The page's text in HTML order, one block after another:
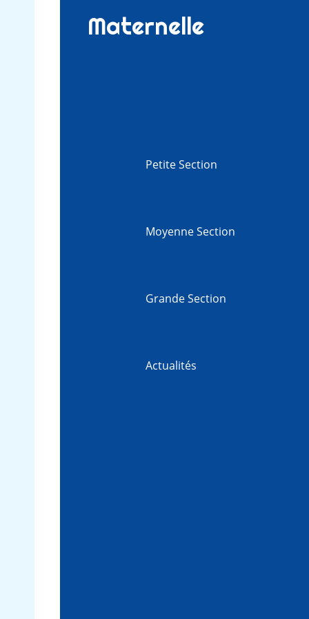
Maternelle
Petite Section
Moyenne Section
Grande Section
Actualités